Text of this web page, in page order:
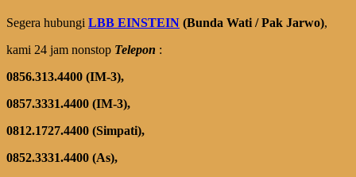
Segera hubungi LBB EINSTEIN (Bunda Wati / Pak Jarwo),
kami 24 jam nonstop Telepon :
0856.313.4400 (IM-3),
0857.3331.4400 (IM-3),
0812.1727.4400 (Simpati),
0852.3331.4400 (As),